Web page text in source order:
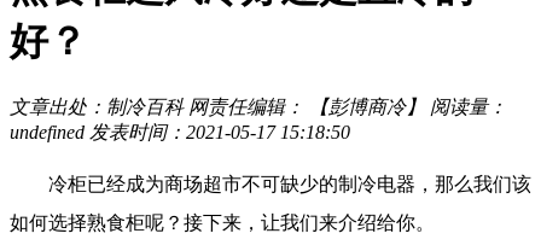
好？
文章出处：制冷百科 网责任编辑： 【彭博商冷】 阅读量：
undefined 发表时间：2021-05-17 15:18:50
冷柜已经成为商场超市不可缺少的制冷电器，那么我们该
如何选择熟食柜呢？接下来，让我们来介绍给你。